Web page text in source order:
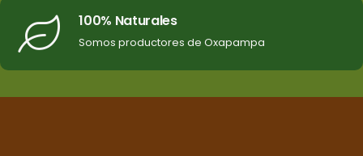
100% Naturales
Somos productores de Oxapampa